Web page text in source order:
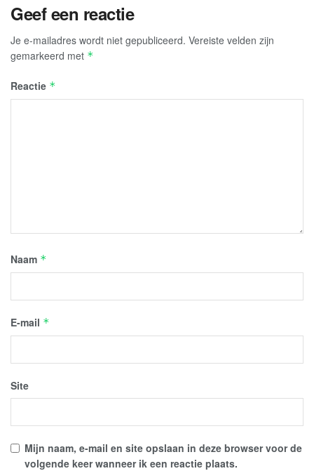
Geef een reactie
Je e-mailadres wordt niet gepubliceerd. Vereiste velden zijn
gemarkeerd met *
Reactie *
Naam *
E-mail *
Site
Mijn naam, e-mail en site opslaan in deze browser voor de
volgende keer wanneer ik een reactie plaats.